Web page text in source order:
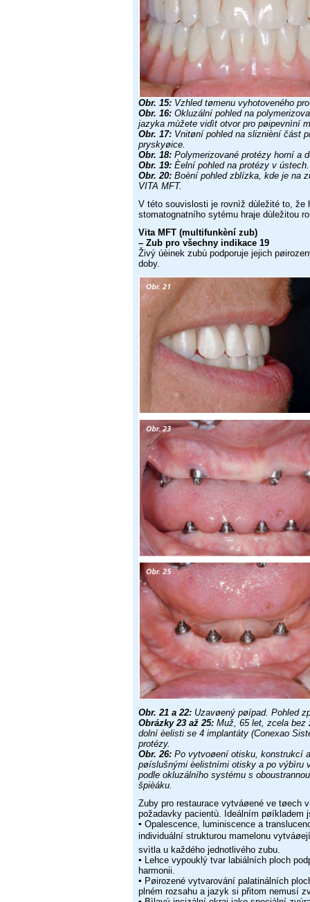
Obr. 15: Vzhled tømenu vyhotoveného
Obr. 16: Okluzální pohled na
jazyka mùžete vidìt otvor pro pøipevnìní
Obr. 17: Vnitøní pohled na sliznièní část
pryskyøice.
Obr. 18: Polymerizované protézy horní a
Obr. 19: Èelní pohled na protézy v
Obr. 20: Boèní pohled zblízka, kde je na
VITA MFT.
V této souvislosti je rovnìž dùležité to, že
stomatognatního sytému hraje dùležitou
Vita MFT (multifunkèní zub)
– Zub pro všechny indikace 19
Živý úèinek zubù podporuje jejich
doby.
Obr. 21 a 22: Uzavøený pøípad. Pohled
Obrázky 23 až 25: Muž, 65 let, zcela
dolní èelisti se 4 implantáty (Conexao
protézy.
Obr. 26: Po vytvoøení otisku, konstrukcí
pøíslušnými èelistními otisky a po výbìru
podle okluzálního systému s
špièáku.
Zuby pro restaurace vytváøené ve tøech
požadavky pacientù. Ideálním pøíkladem
▪ Opalescence, luminiscence a
individuální strukturou mamelonu
svìtla u každého jednotlivého zubu.
▪ Lehce vypouklý tvar labiálních ploch
harmonii.
▪ Pøirozené vytvarování palatinálních
plném rozsahu a jazyk si přitom nemusí